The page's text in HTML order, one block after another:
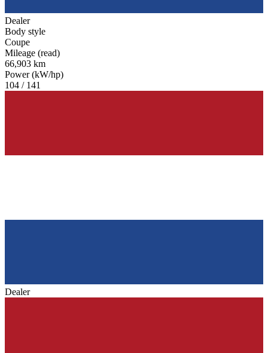
Dealer
Body style
Coupe
Mileage (read)
66,903 km
Power (kW/hp)
104 / 141
Dealer